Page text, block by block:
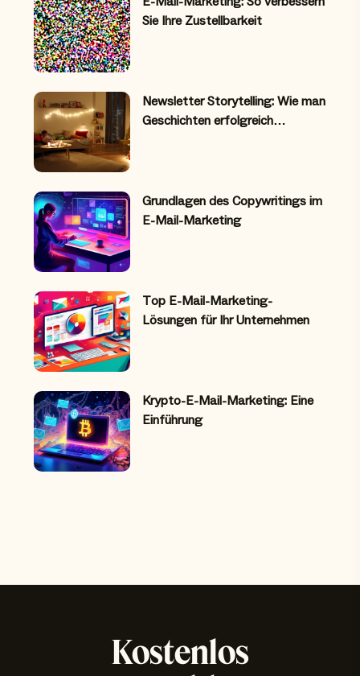
Sie Ihre Zustellbarkeit
Newsletter Storytelling: Wie man
Geschichten erfolgreich…
Grundlagen des Copywritings im
E-Mail-Marketing
Top E-Mail-Marketing-
Lösungen für Ihr Unternehmen
Krypto-E-Mail-Marketing: Eine
Einführung
Kostenlos